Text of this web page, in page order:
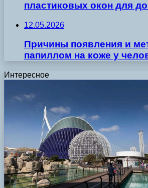
пластиковых окон для
12.05.2026
Причины появления и
папиллом на коже у
Интересное